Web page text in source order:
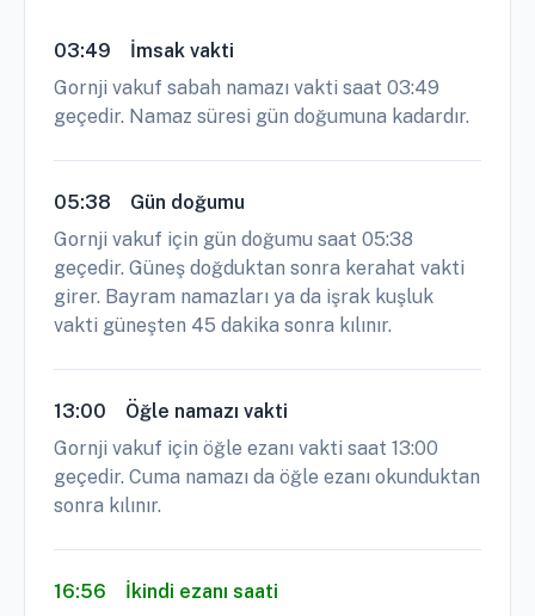
03:49
İmsak vakti
Gornji vakuf sabah namazı vakti saat 03:49
geçedir. Namaz süresi gün doğumuna kadardır.
05:38
Gün doğumu
Gornji vakuf için gün doğumu saat 05:38
geçedir. Güneş doğduktan sonra kerahat vakti
girer. Bayram namazları ya da işrak kuşluk
vakti güneşten 45 dakika sonra kılınır.
13:00
Öğle namazı vakti
Gornji vakuf için öğle ezanı vakti saat 13:00
geçedir. Cuma namazı da öğle ezanı okunduktan
sonra kılınır.
16:56
İkindi ezanı saati